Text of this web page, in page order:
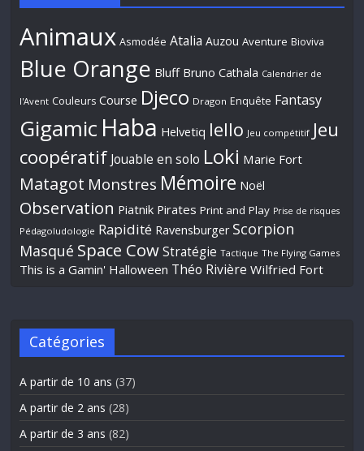
Animaux Asmodée Atalia Auzou Aventure Bioviva
Blue Orange Bluff Bruno Cathala Calendrier de
l'Avent Couleurs Course Djeco Dragon Enquête Fantasy
Gigamic Haba Helvetiq Iello Jeu compétitif Jeu
coopératif Jouable en solo Loki Marie Fort
Matagot Monstres Mémoire Noël
Observation Piatnik Pirates Print and Play Prise de risques
Pédagoludologie Rapidité Ravensburger Scorpion
Masqué Space Cow Stratégie Tactique The Flying Games
This is a Gamin' Halloween Théo Rivière Wilfried Fort
Catégories
A partir de 10 ans (37)
A partir de 2 ans (28)
A partir de 3 ans (82)